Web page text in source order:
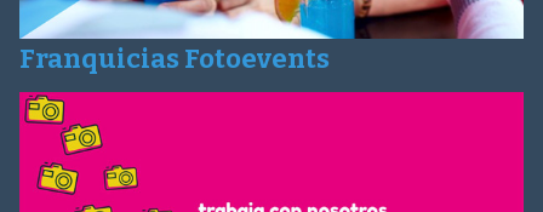
Franquicias Fotoevents